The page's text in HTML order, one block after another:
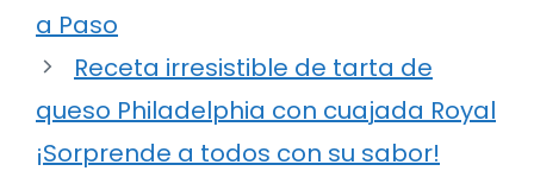
a Paso
Receta irresistible de tarta de
queso Philadelphia con cuajada Royal
¡Sorprende a todos con su sabor!